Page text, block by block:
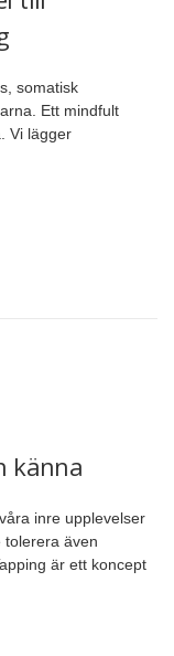
somatisk
Ett mindfult
Vi lägger
känna
inre upplevelser
tolerera även
är ett koncept